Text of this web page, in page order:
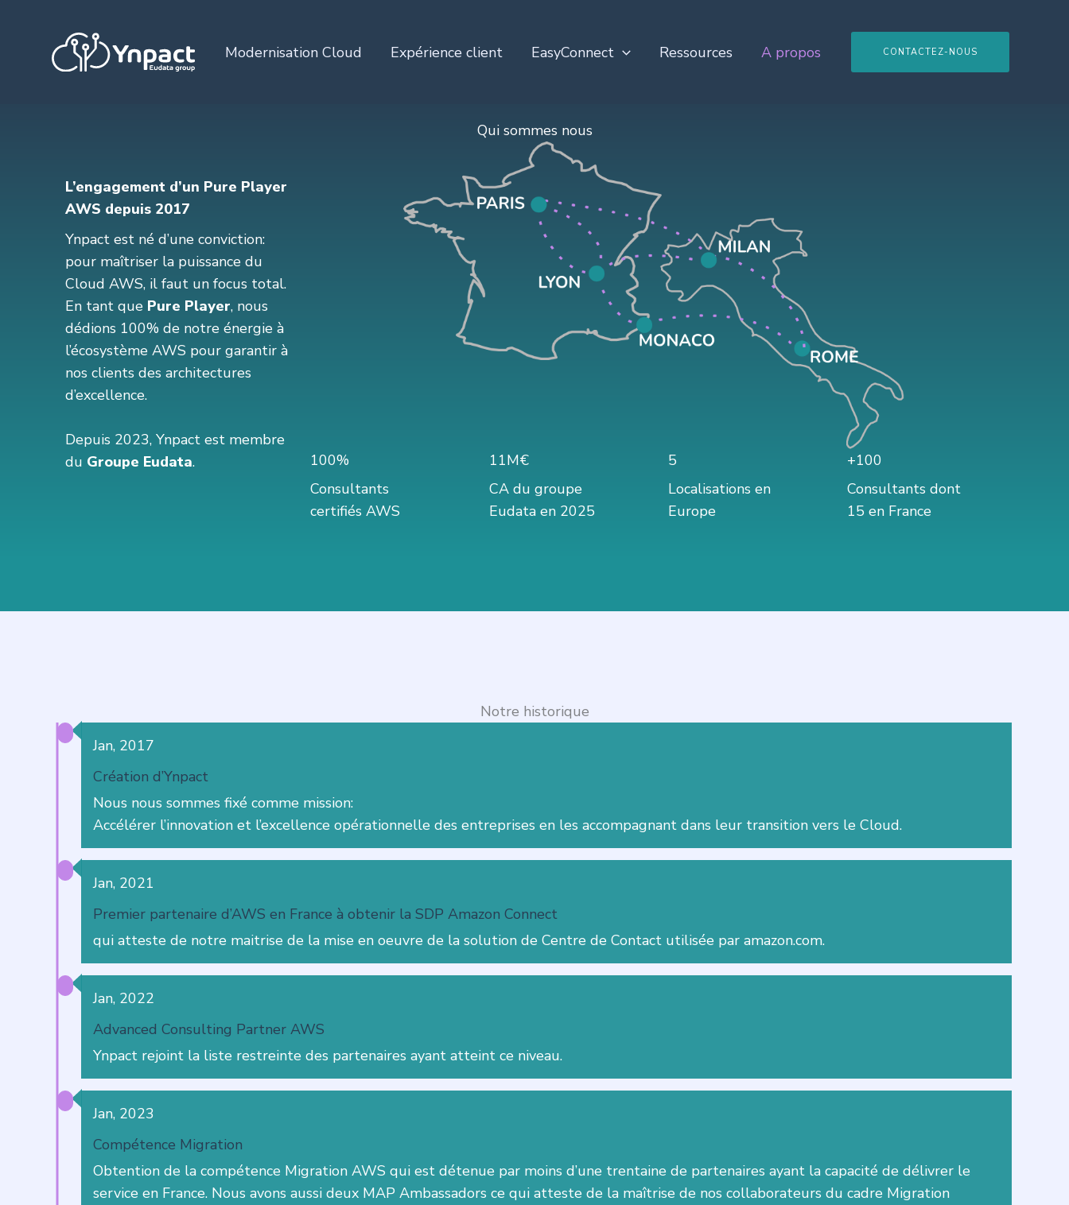
contenu
Modernisation Cloud Expérience client EasyConnect Ressources A propos CONTACTEZ-NOUS
Qui sommes nous
L’engagement d’un Pure Player
AWS depuis 2017
Ynpact est né d’une conviction:
pour maîtriser la puissance du
Cloud AWS, il faut un focus total.
En tant que Pure Player, nous
dédions 100% de notre énergie à
l’écosystème AWS pour garantir à
nos clients des architectures
d’excellence.
Depuis 2023, Ynpact est membre
du Groupe Eudata.
100%
Consultants
certifiés AWS
11M€
CA du groupe
Eudata en 2025
5
Localisations en
Europe
+100
Consultants dont
15 en France
Notre historique
Jan, 2017
Création d’Ynpact
Nous nous sommes fixé comme mission:
Accélérer l’innovation et l’excellence opérationnelle des entreprises en les accompagnant dans leur transition vers le Cloud.
Jan, 2021
Premier partenaire d’AWS en France à obtenir la SDP Amazon Connect
qui atteste de notre maitrise de la mise en oeuvre de la solution de Centre de Contact utilisée par amazon.com.
Jan, 2022
Advanced Consulting Partner AWS
Ynpact rejoint la liste restreinte des partenaires ayant atteint ce niveau.
Jan, 2023
Compétence Migration
Obtention de la compétence Migration AWS qui est détenue par moins d’une trentaine de partenaires ayant la capacité de délivrer le
service en France. Nous avons aussi deux MAP Ambassadors ce qui atteste de la maîtrise de nos collaborateurs du cadre Migration